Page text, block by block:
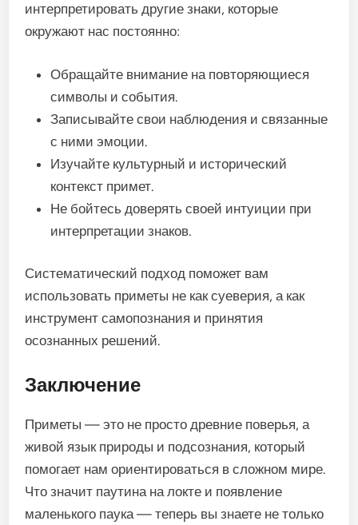
интерпретировать другие знаки, которые
окружают нас постоянно:
Обращайте внимание на повторяющиеся
символы и события.
Записывайте свои наблюдения и связанные
с ними эмоции.
Изучайте культурный и исторический
контекст примет.
Не бойтесь доверять своей интуиции при
интерпретации знаков.
Систематический подход поможет вам
использовать приметы не как суеверия, а как
инструмент самопознания и принятия
осознанных решений.
Заключение
Приметы — это не просто древние поверья, а
живой язык природы и подсознания, который
помогает нам ориентироваться в сложном мире.
Что значит паутина на локте и появление
маленького паука — теперь вы знаете не только